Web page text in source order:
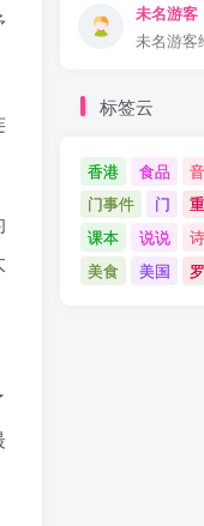
未名游客
未名游客
标签云
香港 食品
门事件
门
课本
说说
美食
美国